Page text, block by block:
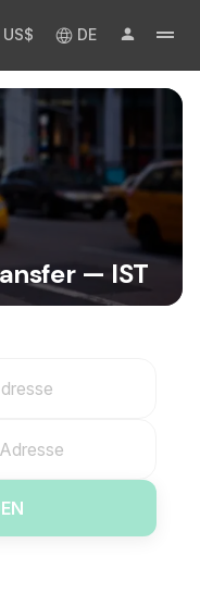
US$ DE
— IST